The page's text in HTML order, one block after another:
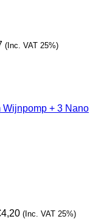
(Inc. VAT 25%)
Wijnpomp + 3 Nano
4,20 (Inc. VAT 25%)